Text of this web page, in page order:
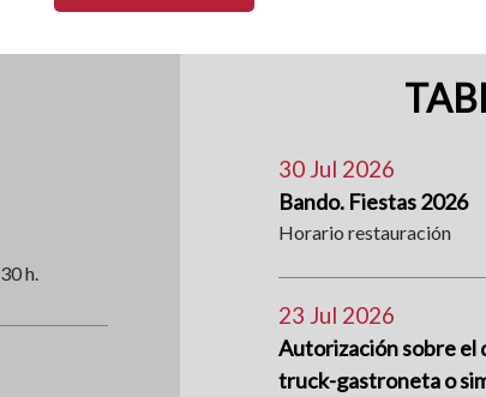
h.
30 Jul 2026
Bando. Fiestas 2026
Horario restauración
23 Jul 2026
Autorización sobre el
truck-gastroneta o